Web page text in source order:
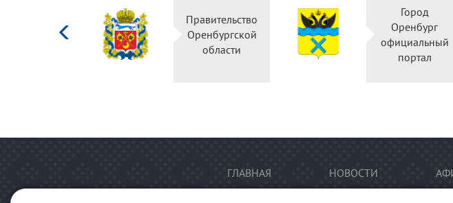
Правительство
Оренбургской
области
Город
Оренбург
официальный
портал
ГЛАВНАЯ НОВОСТИ